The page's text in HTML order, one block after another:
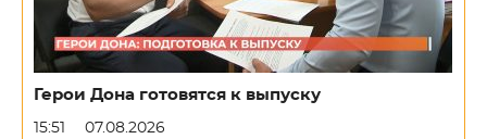
Герои Дона готовятся к выпуску
15:51 07.08.2026